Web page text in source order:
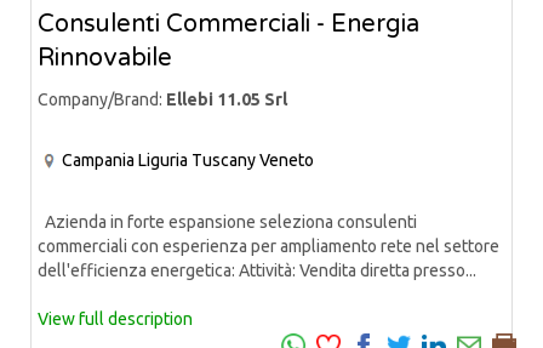
Consulenti Commerciali - Energia
Rinnovabile
Company/Brand: Ellebi 11.05 Srl
Campania Liguria TuscanyVeneto
Azienda in forte espansione seleziona consulenti
commerciali con esperienza per ampliamento rete nel settore
dell'efficienza energetica: Attività: Vendita diretta presso...
View full description